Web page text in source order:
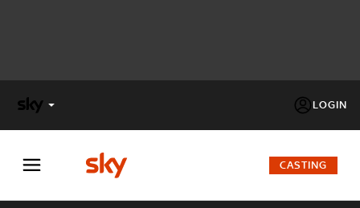
LOGIN
FACTOR
CASTING